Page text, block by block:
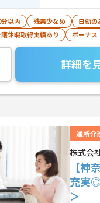
以内 残業少なめ 日勤の
休暇取得実績あり
ボーナス
詳細を
通所介
株式会
【神
充実
＞